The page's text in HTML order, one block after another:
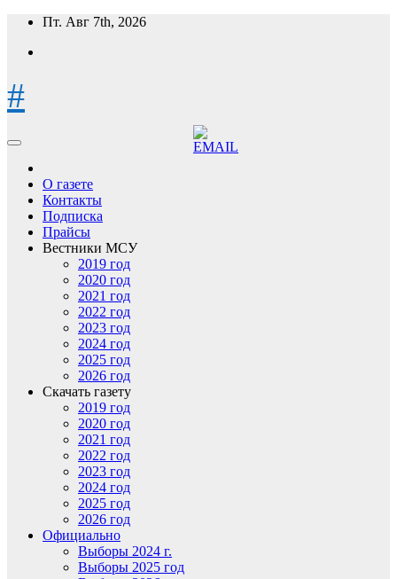
Перейти
содержимому
Пт. Авг 7th, 2026
#
О газете
Контакты
Подписка
Прайсы
Вестники МСУ
2019 год
2020 год
2021 год
2022 год
2023 год
2024 год
2025 год
2026 год
Скачать газету
2019 год
2020 год
2021 год
2022 год
2023 год
2024 год
2025 год
2026 год
Официально
Выборы 2024 г.
Выборы 2025 год